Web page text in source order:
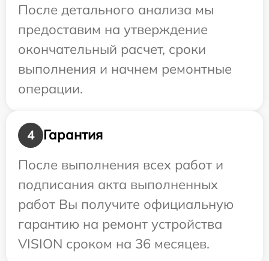
После детального анализа мы
предоставим на утверждение
окончательный расчет, сроки
выполнения и начнем ремонтные
операции.
4
Гарантия
После выполнения всех работ и
подписания акта выполненных
работ Вы получите официальную
гарантию на ремонт устройства
VISION сроком на 36 месяцев.